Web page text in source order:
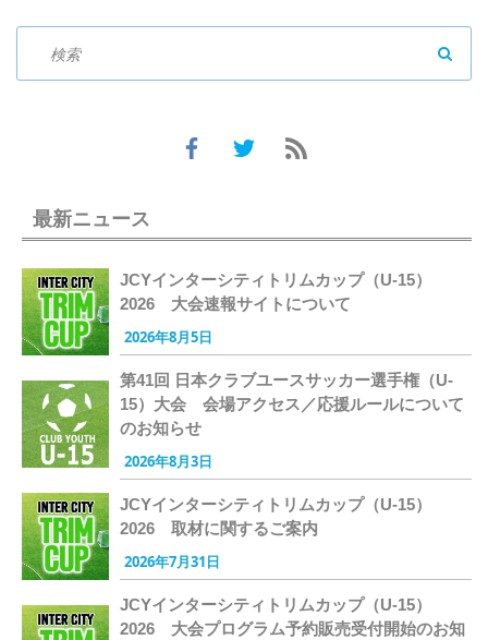
最新ニュース
JCYインターシティトリムカップ（U-15）
2026 大会速報サイトについて
2026年8月5日
第41回 日本クラブユースサッカー選手権（U-
15）大会 会場アクセス／応援ルールについて
のお知らせ
2026年8月3日
JCYインターシティトリムカップ（U-15）
2026 取材に関するご案内
2026年7月31日
JCYインターシティトリムカップ（U-15）
2026 大会プログラム予約販売受付開始のお知